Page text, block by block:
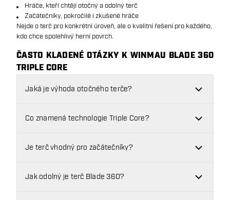
Hráče, kteří chtějí otočný a odolný terč
Začátečníky, pokročilé i zkušené hráče
Nejde o terč pro konkrétní úroveň, ale o kvalitní řešení pro každého,
kdo chce spolehlivý herní povrch.
ČASTO KLADENÉ OTÁZKY K WINMAU BLADE 360
TRIPLE CORE
Jaká je výhoda otočného terče?
Co znamená technologie Triple Core?
Je terč vhodný pro začátečníky?
Jak odolný je terč Blade 360?